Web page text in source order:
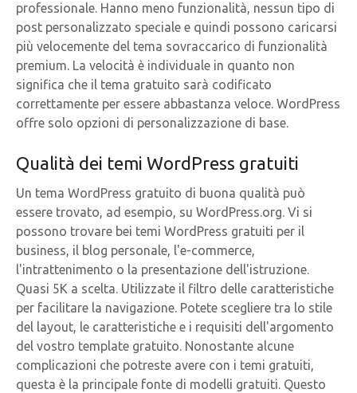
professionale. Hanno meno funzionalità, nessun tipo di
post personalizzato speciale e quindi possono caricarsi
più velocemente del tema sovraccarico di funzionalità
premium. La velocità è individuale in quanto non
significa che il tema gratuito sarà codificato
correttamente per essere abbastanza veloce. WordPress
offre solo opzioni di personalizzazione di base.
Qualità dei temi WordPress gratuiti
Un tema WordPress gratuito di buona qualità può
essere trovato, ad esempio, su WordPress.org. Vi si
possono trovare bei temi WordPress gratuiti per il
business, il blog personale, l'e-commerce,
l'intrattenimento o la presentazione dell'istruzione.
Quasi 5K a scelta. Utilizzate il filtro delle caratteristiche
per facilitare la navigazione. Potete scegliere tra lo stile
del layout, le caratteristiche e i requisiti dell'argomento
del vostro template gratuito. Nonostante alcune
complicazioni che potreste avere con i temi gratuiti,
questa è la principale fonte di modelli gratuiti. Questo